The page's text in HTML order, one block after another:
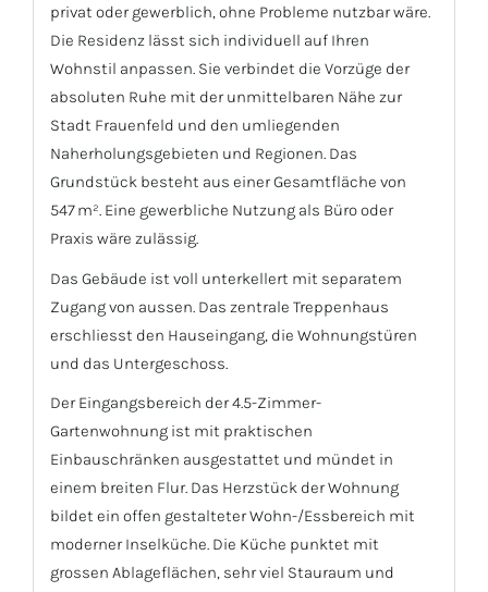
privat oder gewerblich, ohne Probleme nutzbar wäre.
Die Residenz lässt sich individuell auf Ihren
Wohnstil anpassen. Sie verbindet die Vorzüge der
absoluten Ruhe mit der unmittelbaren Nähe zur
Stadt Frauenfeld und den umliegenden
Naherholungsgebieten und Regionen. Das
Grundstück besteht aus einer Gesamtfläche von
547 m². Eine gewerbliche Nutzung als Büro oder
Praxis wäre zulässig.
Das Gebäude ist voll unterkellert mit separatem
Zugang von aussen. Das zentrale Treppenhaus
erschliesst den Hauseingang, die Wohnungstüren
und das Untergeschoss.
Der Eingangsbereich der 4.5-Zimmer-
Gartenwohnung ist mit praktischen
Einbauschränken ausgestattet und mündet in
einem breiten Flur. Das Herzstück der Wohnung
bildet ein offen gestalteter Wohn-/Essbereich mit
moderner Inselküche. Die Küche punktet mit
grossen Ablageflächen, sehr viel Stauraum und